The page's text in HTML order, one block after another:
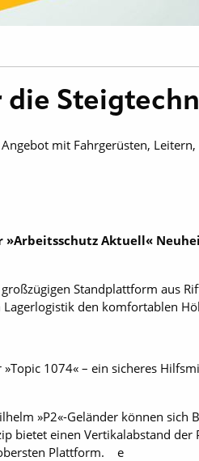
mit Fahrgerüsten, Leitern,
Aktuell«
Standplattform aus
den komfortablen
1074« – ein sicheres
»P2«-Geländer können sich
bietet einen Vertikalabstand
Plattform. e